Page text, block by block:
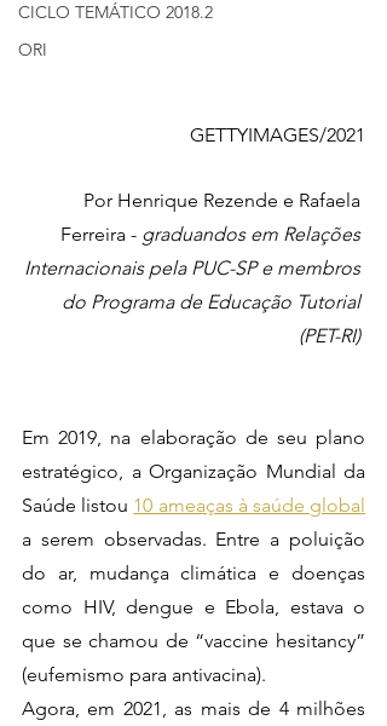
CICLO TEMÁTICO 2018.2
ORI
GETTYIMAGES/2021
Por Henrique Rezende e Rafaela
Ferreira - graduandos em Relações
Internacionais pela PUC-SP e membros
do Programa de Educação Tutorial
(PET-RI)
Em 2019, na elaboração de seu plano
estratégico, a Organização Mundial da
Saúde listou 10 ameaças à saúde global
a serem observadas. Entre a poluição
do ar, mudança climática e doenças
como HIV, dengue e Ebola, estava o
que se chamou de “vaccine hesitancy”
(eufemismo para antivacina).
Agora, em 2021, as mais de 4 milhões